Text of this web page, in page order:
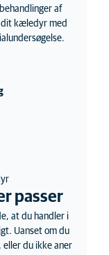
af
dit kæledyr med
.
passer
at du handler i
. Uanset om du
eller du ikke aner